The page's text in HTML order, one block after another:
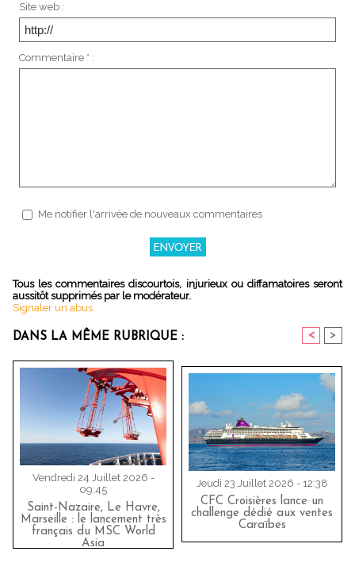
Site web :
Commentaire * :
Me notifier l'arrivée de nouveaux commentaires
Tous les commentaires discourtois, injurieux ou diffamatoires seront
aussitôt supprimés par le modérateur.
Signaler un abus
DANS LA MÊME RUBRIQUE : < >
Vendredi 24 Juillet 2026 -
09:45
Saint-Nazaire, Le Havre,
Marseille : le lancement très
français du MSC World
Asia
Jeudi 23 Juillet 2026 - 12:38
CFC Croisières lance un
challenge dédié aux ventes
Caraïbes